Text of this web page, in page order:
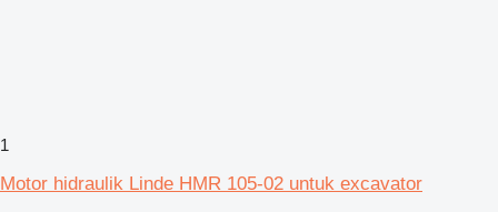
1
Motor hidraulik Linde HMR 105-02 untuk excavator